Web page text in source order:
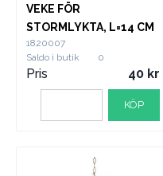
VEKE FÖR
STORMLYKTA, L=14 CM
1820007
Saldo i butik
0
Pris 40
KÖP